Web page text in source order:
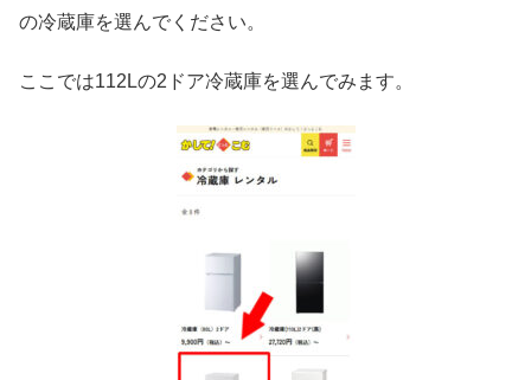
の冷蔵庫を選んでください。
ここでは112Lの2ドア冷蔵庫を選んでみます。